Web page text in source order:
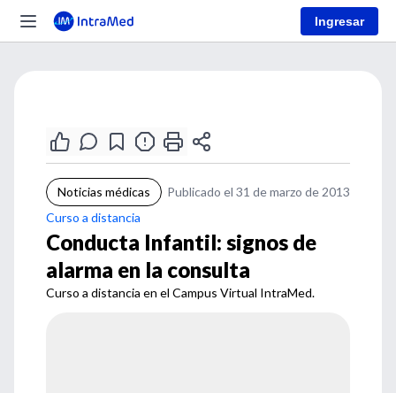
Ingresar
Noticias médicas
Publicado el 31 de marzo de 2013
Curso a distancia
Conducta Infantil: signos de
alarma en la consulta
Curso a distancia en el Campus Virtual IntraMed.